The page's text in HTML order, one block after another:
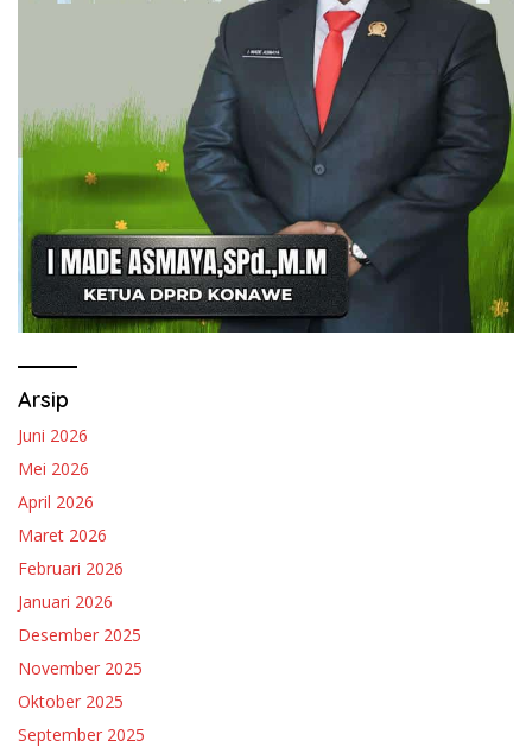
Arsip
Juni 2026
Mei 2026
April 2026
Maret 2026
Februari 2026
Januari 2026
Desember 2025
November 2025
Oktober 2025
September 2025